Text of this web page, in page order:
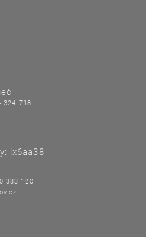
324 718
ix6aa38
383 120